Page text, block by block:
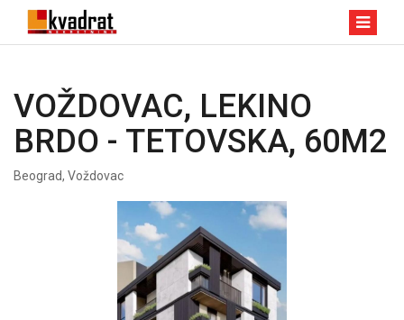
VOŽDOVAC, LEKINO
BRDO - TETOVSKA, 60M2
Beograd, Voždovac